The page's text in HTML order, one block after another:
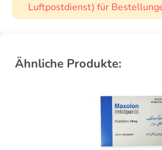
Luftpostdienst) für
Ähnliche Produkte: